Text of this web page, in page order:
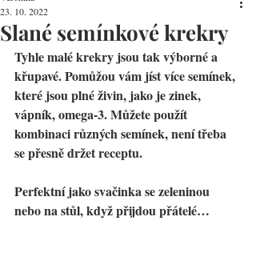
Slané semínkové krekry
23. 10. 2022
Tyhle malé krekry jsou tak výborné a
křupavé. Pomůžou vám jíst více semínek,
které jsou plné živin, jako je zinek,
vápník, omega-3. Můžete použít
kombinaci různých semínek, není třeba
se přesně držet receptu.
Perfektní jako svačinka se zeleninou
nebo na stůl, když přijdou přátelé…